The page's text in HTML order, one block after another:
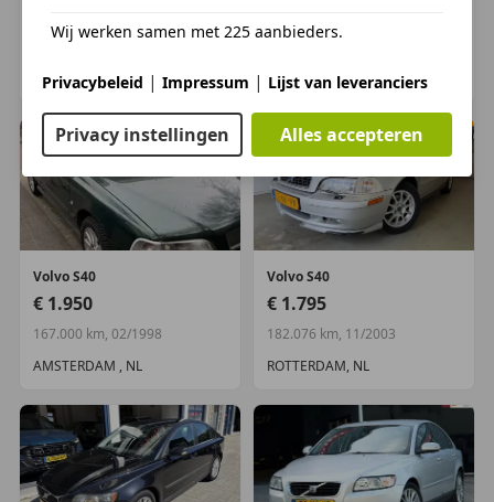
409.815 km, 05/2005
LANGBROEK, NL
VLAARDINGEN, NL
Volvo S40
€ 1.950
167.000 km, 02/1998
AMSTERDAM , NL
VolvoS40
€ 1.795
182.076 km, 11/2003
ROTTERDAM, NL
Wij werken samen met 225 aanbieders.
Privacybeleid | Impressum | Lijst van leveranciers
Privacy instellingen Alles accepteren